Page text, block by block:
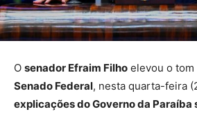
O senador Efraim Filho elevou o
Senado Federal, nesta quarta-feira
explicações do Governo da Paraíba